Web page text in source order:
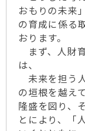
おもりの未来
の育成に係る
おります。
まず、人財
は、
未来を担う
の垣根を越え
隆盛を図り、
とにより、「